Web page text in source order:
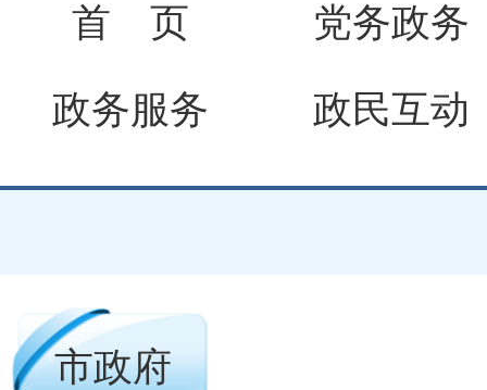
首 页
党务政务
政务服务
政民互动
市政府